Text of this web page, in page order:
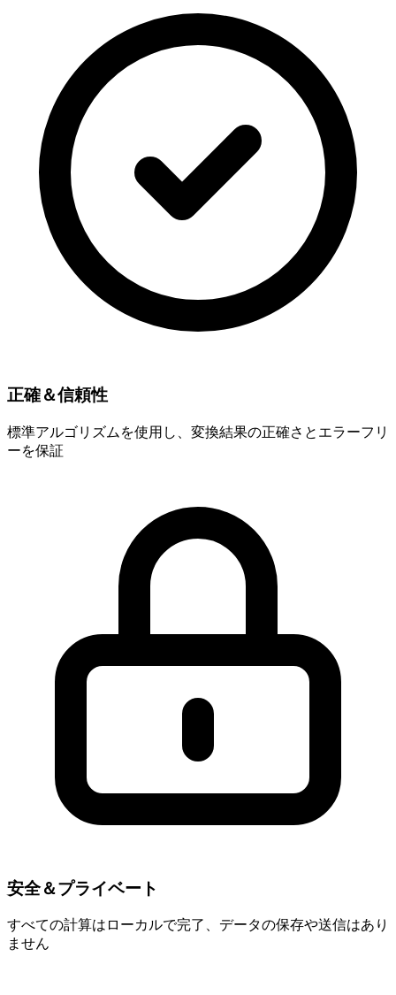
正確＆信頼性
標準アルゴリズムを使用し、変換結果の正確さとエラーフリ
ーを保証
安全＆プライベート
すべての計算はローカルで完了、データの保存や送信はあり
ません